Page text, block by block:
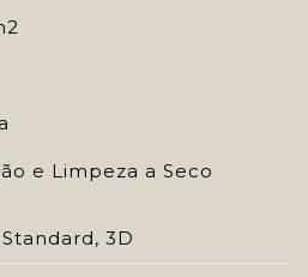
e Limpeza a Seco
Standard, 3D